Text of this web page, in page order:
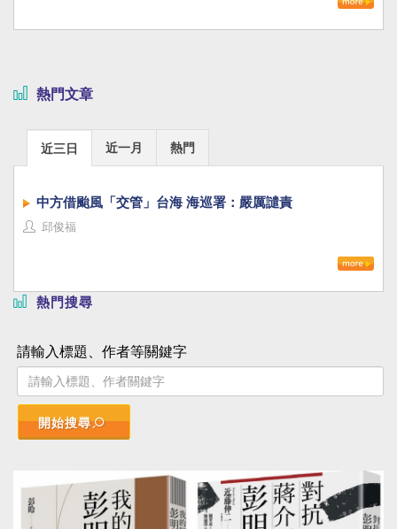
熱門文章
近三日 近一月 熱門
中方借颱風「交管」台海 海巡署：嚴厲譴責
邱俊福
熱門搜尋
請輸入標題、作者等關鍵字
開始搜尋